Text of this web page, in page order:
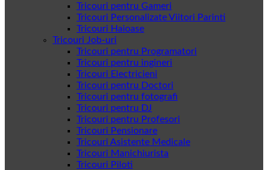
Tricouri pentru Gameri
Tricouri Personalizate Viitori Parinti
Tricouri Haioase
Tricouri Job-uri
Tricouri pentru Programatori
Tricouri pentru ingineri
Tricouri Electricieni
Tricouri pentru Doctori
Tricouri pentru fotografi
Tricouri pentru DJ
Tricouri pentru Profesori
Tricouri Pensionare
Tricouri Asistente Medicale
Tricouri Manichiurista
Tricouri Piloti